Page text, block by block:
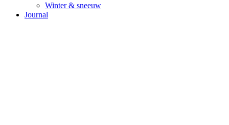
Winter & sneeuw
Journal